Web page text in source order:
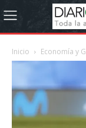
Inicio Economía y